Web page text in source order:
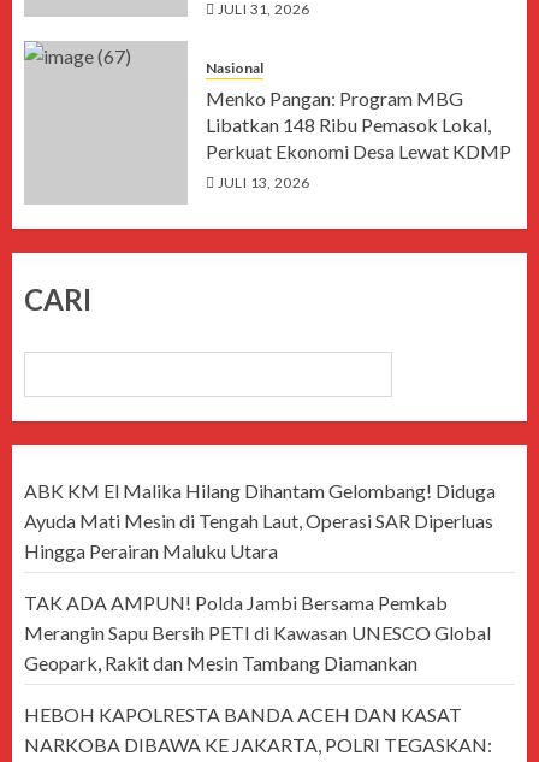
JULI 31, 2026
Nasional
Menko Pangan: Program MBG
Libatkan 148 Ribu Pemasok Lokal,
Perkuat Ekonomi Desa Lewat KDMP
JULI 13, 2026
CARI
ABK KM El Malika Hilang Dihantam Gelombang! Diduga
Ayuda Mati Mesin di Tengah Laut, Operasi SAR Diperluas
Hingga Perairan Maluku Utara
TAK ADA AMPUN! Polda Jambi Bersama Pemkab
Merangin Sapu Bersih PETI di Kawasan UNESCO Global
Geopark, Rakit dan Mesin Tambang Diamankan
HEBOH KAPOLRESTA BANDA ACEH DAN KASAT
NARKOBA DIBAWA KE JAKARTA, POLRI TEGASKAN: